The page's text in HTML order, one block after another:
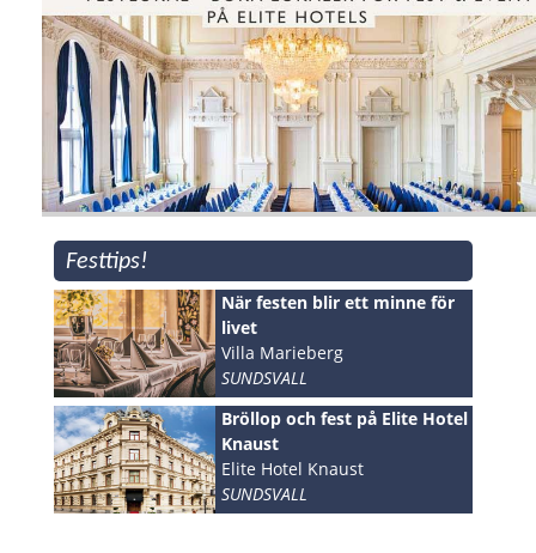
Festtips!
När festen blir ett minne för
livet
Villa Marieberg
SUNDSVALL
Bröllop och fest på Elite Hotel
Knaust
Elite Hotel Knaust
SUNDSVALL